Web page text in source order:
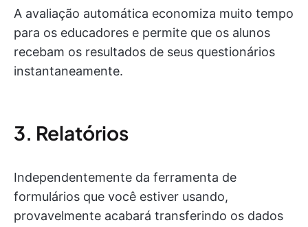
A avaliação automática economiza muito tempo
para os educadores e permite que os alunos
recebam os resultados de seus questionários
instantaneamente.
3. Relatórios
Independentemente da ferramenta de
formulários que você estiver usando,
provavelmente acabará transferindo os dados